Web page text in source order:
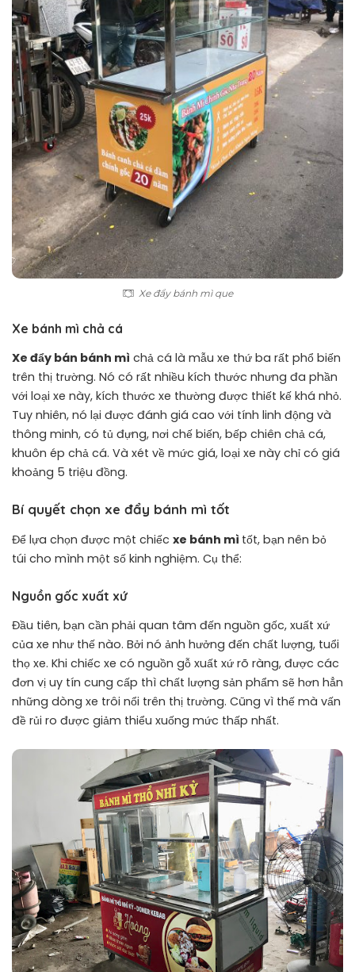
Xe đẩy bánh mì que
Xe bánh mì chả cá
Xe đẩy bán bánh mì chả cá là mẫu xe thứ ba rất phổ biến
trên thị trường. Nó có rất nhiều kích thước nhưng đa phần
với loại xe này, kích thước xe thường được thiết kế khá nhỏ.
Tuy nhiên, nó lại được đánh giá cao với tính linh động và
thông minh, có tủ đựng, nơi chế biến, bếp chiên chả cá,
khuôn ép chả cá. Và xét về mức giá, loại xe này chỉ có giá
khoảng 5 triệu đồng.
Bí quyết chọn xe đẩy bánh mì tốt
Để lựa chọn được một chiếc xe bánh mì tốt, bạn nên bỏ
túi cho mình một số kinh nghiệm. Cụ thể:
Nguồn gốc xuất xứ
Đầu tiên, bạn cần phải quan tâm đến nguồn gốc, xuất xứ
của xe như thế nào. Bởi nó ảnh hưởng đến chất lượng, tuổi
thọ xe. Khi chiếc xe có nguồn gỗ xuất xứ rõ ràng, được các
đơn vị uy tín cung cấp thì chất lượng sản phẩm sẽ hơn hẳn
những dòng xe trôi nổi trên thị trường. Cũng vì thế mà vấn
đề rủi ro được giảm thiểu xuống mức thấp nhất.